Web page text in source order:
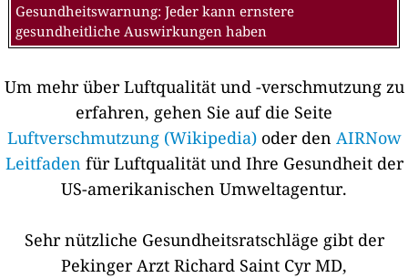
Gesundheitswarnung: Jeder kann ernstere
gesundheitliche Auswirkungen haben
Um mehr über Luftqualität und -verschmutzung zu
erfahren, gehen Sie auf die Seite
Luftverschmutzung (Wikipedia)oder den AIRNow
Leitfaden für Luftqualität und Ihre Gesundheit der
US-amerikanischen Umweltagentur.
Sehr nützliche Gesundheitsratschläge gibt der
Pekinger Arzt Richard Saint Cyr MD,